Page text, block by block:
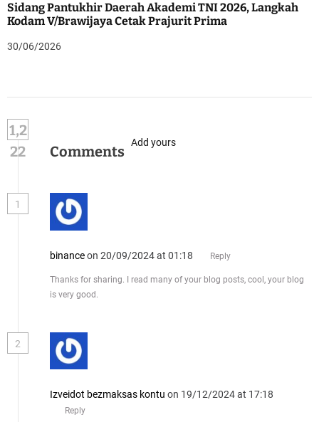
Sidang Pantukhir Daerah Akademi TNI 2026, Langkah
Kodam V/Brawijaya Cetak Prajurit Prima
30/06/2026
1,2
22
Comments
Add yours
1
binanceon 20/09/2024 at 01:18 Reply
Thanks for sharing. I read many of your blog posts, cool, your blog
is very good.
2
Izveidot bezmaksas kontu on 19/12/2024 at 17:18
Reply